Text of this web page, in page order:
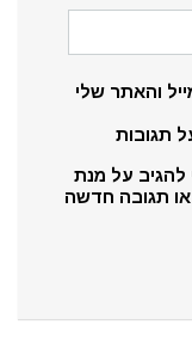
והאתר שלי
תגובות
על מנת
תגובה חדשה